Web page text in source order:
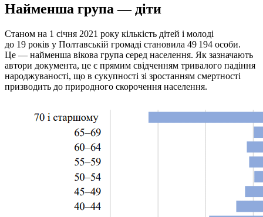
Найменша група — діти
Станом на 1 січня 2021 року кількість дітей і молоді
до 19 років у Полтавській громаді становила 49 194 особи.
Це — найменша вікова група серед населення. Як зазначають
автори документа, це є прямим свідченням тривалого падіння
народжуваності, що в сукупності зі зростанням смертності
призводить до природного скорочення населення.